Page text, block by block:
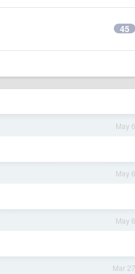
45
May 6
May 6
May 6
Mar 27